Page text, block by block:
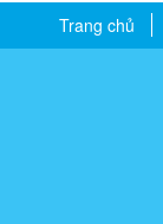
Trang chủ